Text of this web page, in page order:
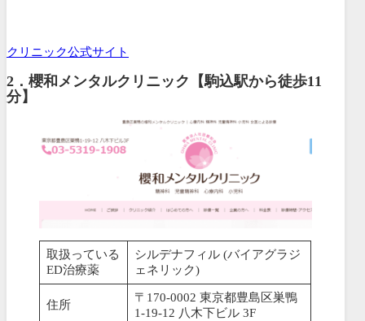
クリニック公式サイト
2．櫻和メンタルクリニック【駒込駅から徒歩11
分】
取扱っている
ED治療薬
シルデナフィル (バイアグラジ
ェネリック)
住所
〒170-0002 東京都豊島区巣鴨
1-19-12 八木下ビル 3F